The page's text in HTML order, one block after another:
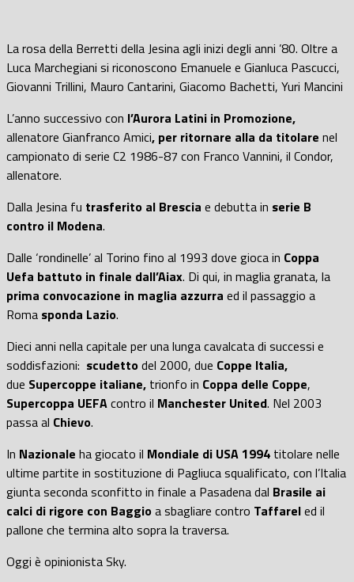
La rosa della Berretti della Jesina agli inizi degli anni ’80. Oltre a
Luca Marchegiani si riconoscono Emanuele e Gianluca Pascucci,
Giovanni Trillini, Mauro Cantarini, Giacomo Bachetti, Yuri Mancini
L’anno successivo con l’Aurora Latini in Promozione,
allenatore Gianfranco Amici, per ritornare alla da titolare nel
campionato di serie C2 1986-87 con Franco Vannini, il Condor,
allenatore.
Dalla Jesina fu trasferito al Brescia e debutta in serie B
contro il Modena.
Dalle ‘rondinelle’ al Torino fino al 1993 dove gioca in Coppa
Uefa battuto in finale dall’Aiax. Di qui, in maglia granata, la
prima convocazione in maglia azzurra ed il passaggio a
Roma sponda Lazio.
Dieci anni nella capitale per una lunga cavalcata di successi e
soddisfazioni: scudettodel 2000, due Coppe Italia,
due Supercoppe italiane, trionfo in Coppa delle Coppe,
Supercoppa UEFAcontro il Manchester United. Nel 2003
passa al Chievo.
In Nazionale ha giocato il Mondiale di USA 1994 titolare nelle
ultime partite in sostituzione di Pagliuca squalificato, con l’Italia
giunta seconda sconfitto in finale a Pasadena dal Brasile ai
calci di rigore con Baggioa sbagliare contro Taffareled il
pallone che termina alto sopra la traversa.
Oggi è opinionista Sky.